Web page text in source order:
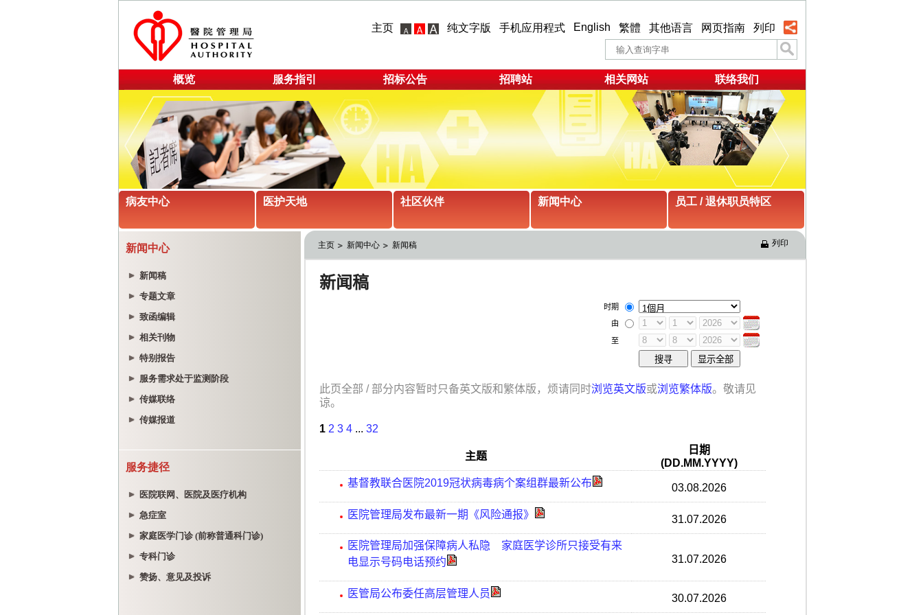
主页 纯文字版 手机应用程式 English 繁體 其他语言 网页指南 列印
概览 服务指引 招标公告 招聘站 相关网站 联络我们
病友中心 医护天地 社区伙伴 新闻中心 员工 / 退休职员特区
新闻中心
新闻稿
专题文章
致函编辑
相关刊物
特别报告
服务需求处于监测阶段
传媒联络
传媒报道
服务捷径
医院联网、医院及医疗机构
急症室
家庭医学门诊 (前称普通科门诊)
专科门诊
赞扬、意见及投诉
主页 新闻中心 新闻稿 列印